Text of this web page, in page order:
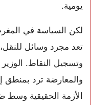
يومية.
لكن السياسة في
تعد مجرد وسائل
وتسجيل النقاط.
والمعارضة ترد بمنطق
الأزمة الحقيقية وسط